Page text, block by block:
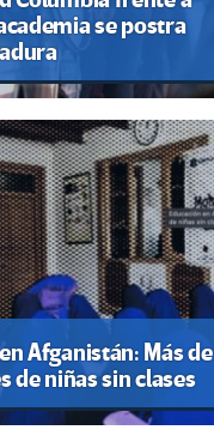
se postra
Afganistán: Más de
de niñas sin clases